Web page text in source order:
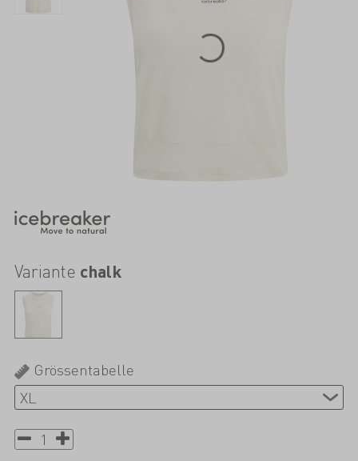
Variante chalk
Grössentabelle